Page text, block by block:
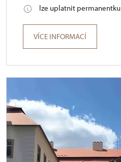
lze uplatnit permanentku
VÍCE INFORMACÍ